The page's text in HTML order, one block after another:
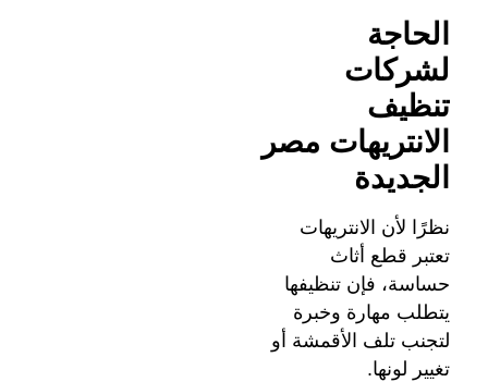
الحاجة
لشركات
تنظيف
الانتريهات مصر
الجديدة
نظرًا لأن الانتريهات
تعتبر قطع أثاث
حساسة، فإن تنظيفها
يتطلب مهارة وخبرة
لتجنب تلف الأقمشة أو
تغيير لونها.